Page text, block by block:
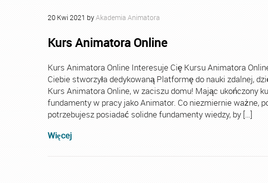
20 Kwi 2021 byAkademia Animatora
Kurs Animatora Online
Kurs Animatora Online Interesuje Cię Kursu Animatora
Ciebie stworzyła dedykowaną Platformę do nauki zdalnej,
Kurs Animatora Online, w zaciszu domu! Mając ukończony
fundamenty w pracy jako Animator. Co niezmiernie ważne,
potrzebujesz posiadać solidne fundamenty wiedzy, by […]
Więcej